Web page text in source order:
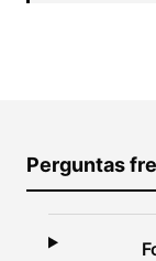
Perguntas